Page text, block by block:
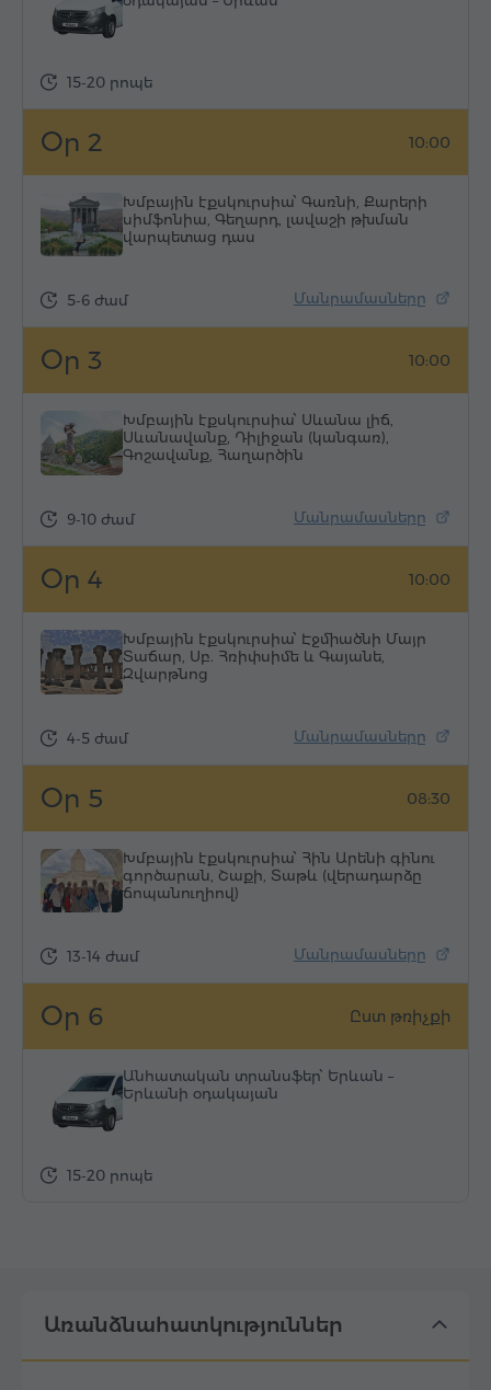
15-20 րոպե
Օր 2 10:00
Խմբային էքսկուրսիա՝ Գառնի, Քարերի
սիմֆոնիա, Գեղարդ, լավաշի թխման
վարպետաց դաս
Մանրամասները
5-6 ժամ
Օր 3 10:00
Խմբային էքսկուրսիա՝ Սևանա լիճ,
Սևանավանք, Դիլիջան (կանգառ),
Գոշավանք, Հաղարծին
Մանրամասները
9-10 ժամ
Օր 4 10:00
Խմբային էքսկուրսիա՝ Էջմիածնի Մայր
Տաճար, Սբ. Հռիփսիմե և Գայանե,
Զվարթնոց
Մանրամասները
4-5 ժամ
Օր 5 08:30
Խմբային էքսկուրսիա՝ Հին Արենի գինու
գործարան, Շաքի, Տաթև (վերադարձը
ճոպանուղիով)
Մանրամասները
13-14 ժամ
Օր 6 Ըստ թռիչքի
Անհատական տրանսֆեր՝ Երևան –
Երևանի օդակայան
15-20 րոպե
Առանձնահատկություններ